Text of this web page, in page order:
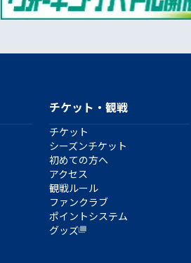
チケット・観戦
チケット
シーズンチケット
初めての方へ
アクセス
観戦ルール
ファンクラブ
ポイントシステム
グッズ